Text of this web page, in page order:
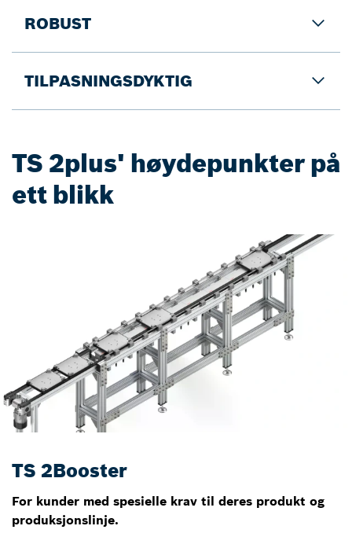
ROBUST
TILPASNINGSDYKTIG
TS 2plus' høydepunkter på
ett blikk
TS 2Booster
For kunder med spesielle krav til deres produkt og
produksjonslinje.